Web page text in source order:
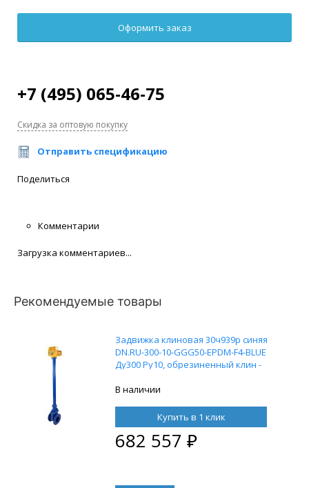
+7 (495) 065-46-75
Скидка за оптовую покупку
Отправить спецификацию
Поделиться
Комментарии
Загрузка комментариев...
Рекомендуемые товары
Задвижка клиновая 30ч939р синяя
DN.RU-300-10-GGG50-EPDM-F4-BLUE
Ду300 Ру10, обрезиненный клин -
(ОСТ тип В) L=2500 и
В наличии
Купить в 1 клик
682 557 ₽